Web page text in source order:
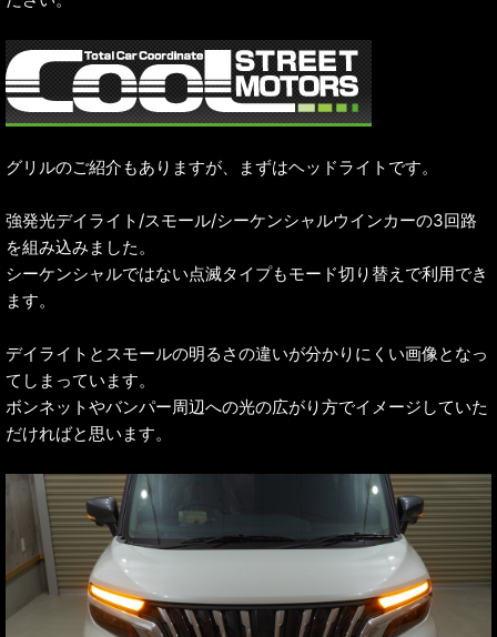
グリルのご紹介もありますが、まずはヘッドライトです。
強発光デイライト/スモール/シーケンシャルウインカーの3回路
を組み込みました。
シーケンシャルではない点滅タイプもモード切り替えで利用でき
ます。
デイライトとスモールの明るさの違いが分かりにくい画像となっ
てしまっています。
ボンネットやバンパー周辺への光の広がり方でイメージしていた
だければと思います。